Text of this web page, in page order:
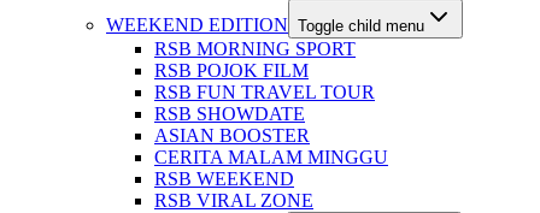
WEEKEND EDITION Toggle child menu
RSB MORNING SPORT
RSB POJOK FILM
RSB FUN TRAVEL TOUR
RSB SHOWDATE
ASIAN BOOSTER
CERITA MALAM MINGGU
RSB WEEKEND
RSB VIRAL ZONE